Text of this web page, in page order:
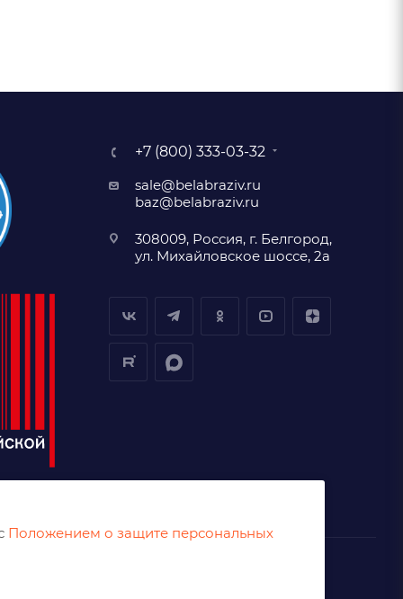
+7 (800) 333-03-32
sale@belabraziv.ru
baz@belabraziv.ru
308009, Россия, г. Белгород,
ул. Михайловское шоссе, 2а
Положением о защите персональных